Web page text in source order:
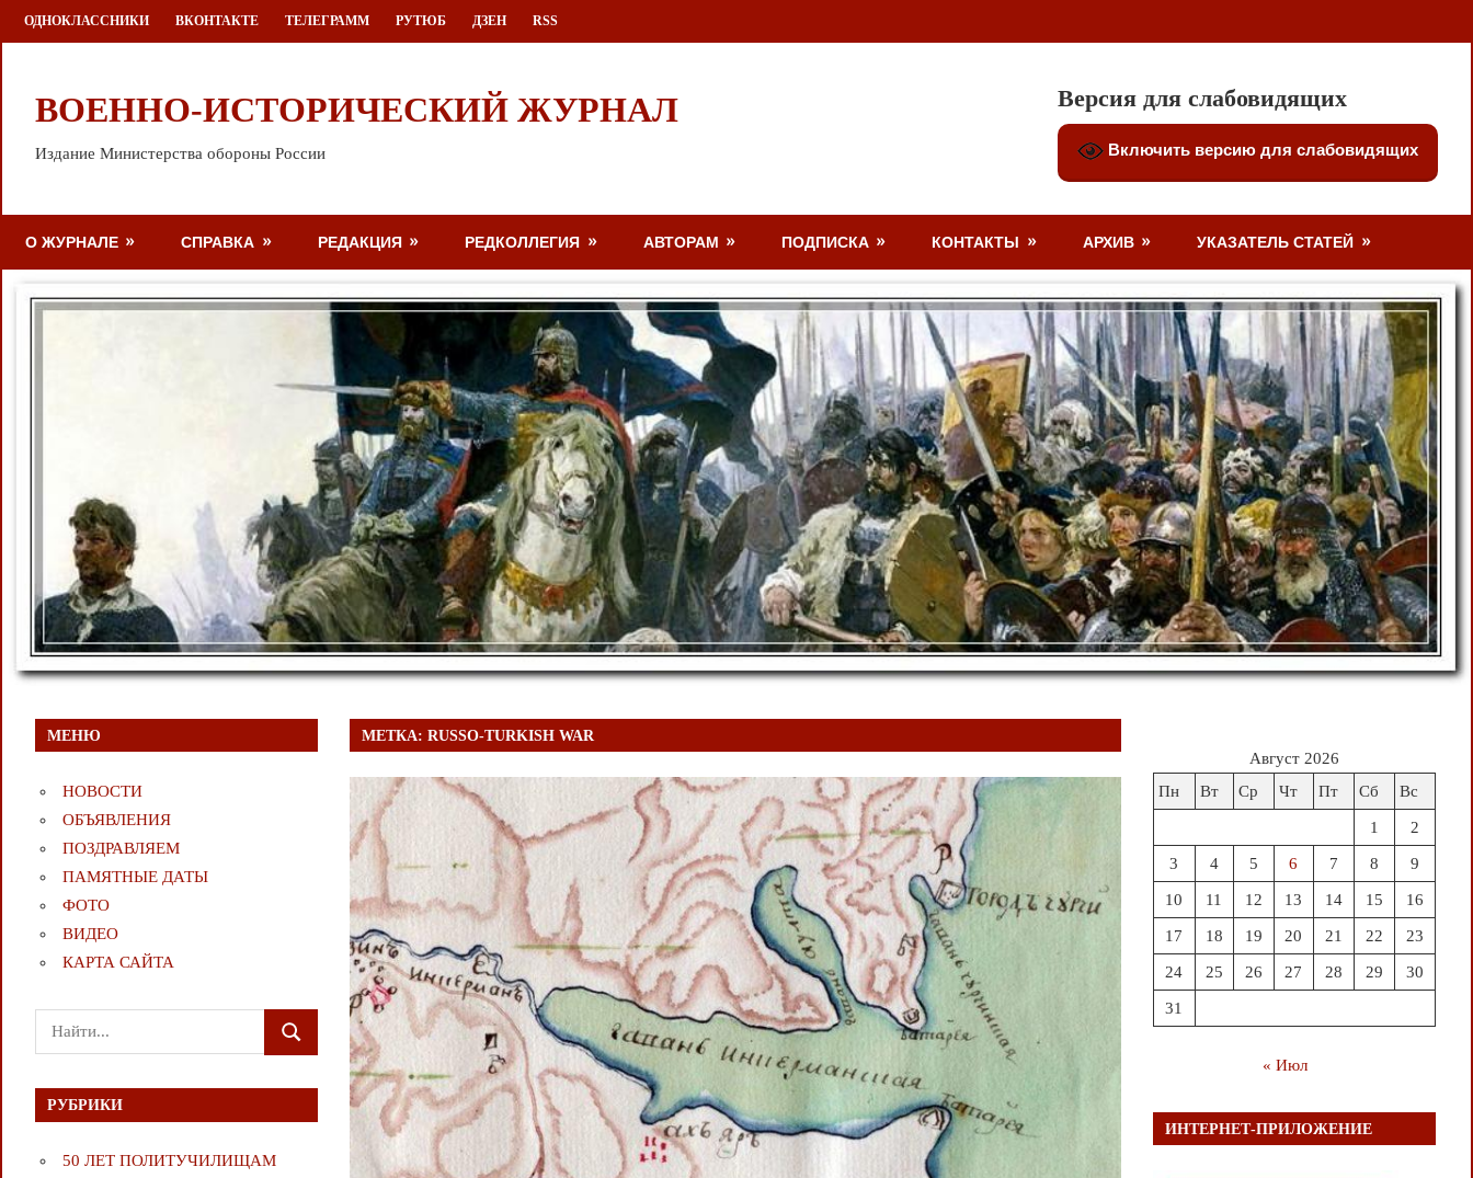
Перейти
к
ОДНОКЛАССНИКИ ВКОНТАКТЕ ТЕЛЕГРАММ РУТЮБ ДЗЕН RSS
ВОЕННО-ИСТОРИЧЕСКИЙ ЖУРНАЛ
Издание Министерства обороны России
Версия для слабовидящих
Включить версию для слабовидящих
О ЖУРНАЛЕ СПРАВКА РЕДАКЦИЯ РЕДКОЛЛЕГИЯ АВТОРАМ ПОДПИСКА КОНТАКТЫ АРХИВ УКАЗАТЕЛЬ СТАТЕЙ
МЕТКА:RUSSO-TURKISH WAR
МЕНЮ
НОВОСТИ
ОБЪЯВЛЕНИЯ
ПОЗДРАВЛЯЕМ
ПАМЯТНЫЕ ДАТЫ
ФОТО
ВИДЕО
КАРТА САЙТА
Поиск
для:
ПОИСК
РУБРИКИ
50 ЛЕТ ПОЛИТУЧИЛИЩАМ
Август 2026
Пн
Вт Ср Чт Пт Сб Вс
1 2
3 4 5 6 7 8 9
10 11 12 13 14 15 16
17 18 19 20 21 22 23
24 25 26 27 28 29 30
31
« Июл
ИНТЕРНЕТ-ПРИЛОЖЕНИЕ